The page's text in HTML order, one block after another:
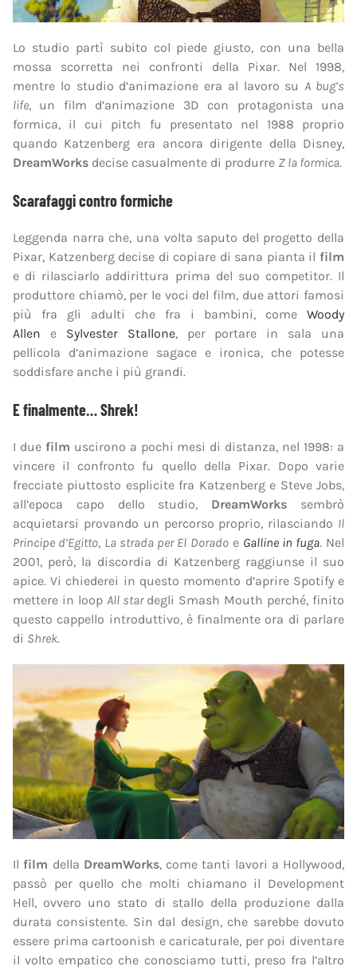
Lo studio partì subito col piede giusto, con una bella
mossa scorretta nei confronti della Pixar. Nel 1998,
mentre lo studio d’animazione era al lavoro suA bug’s
life, un film d’animazione 3D con protagonista una
formica, il cui pitch fu presentato nel 1988 proprio
quando Katzenberg era ancora dirigente della Disney,
DreamWorksdecise casualmente di produrre Z la formica.
Scarafaggi contro formiche
Leggenda narra che, una volta saputo del progetto della
Pixar, Katzenberg decise di copiare di sana pianta il film
e di rilasciarlo addirittura prima del suo competitor. Il
produttore chiamò, per le voci del film, due attori famosi
più fra gli adulti che fra i bambini, comeWoody
Allen e Sylvester Stallone, per portare in sala una
pellicola d’animazione sagace e ironica, che potesse
soddisfare anche i più grandi.
E finalmente… Shrek!
I due film uscirono a pochi mesi di distanza, nel 1998: a
vincere il confronto fu quello della Pixar. Dopo varie
frecciate piuttosto esplicite fra Katzenberg e Steve Jobs,
all’epoca capo dello studio, DreamWorks sembrò
acquietarsi provando un percorso proprio, rilasciando Il
Principe d’Egitto, La strada per El Doradoe Galline in fuga. Nel
2001, però, la discordia di Katzenberg raggiunse il suo
apice. Vi chiederei in questo momento d’aprire Spotify e
mettere in loop All stardegli Smash Mouth perché, finito
questo cappello introduttivo, è finalmente ora di parlare
di Shrek.
Il film della DreamWorks, come tanti lavori a Hollywood,
passò per quello che molti chiamano il Development
Hell, ovvero uno stato di stallo della produzione dalla
durata consistente. Sin dal design, che sarebbe dovuto
essere prima cartoonish e caricaturale, per poi diventare
il volto empatico che conosciamo tutti, preso fra l’altro